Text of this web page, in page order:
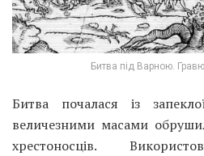
Битва під Варною.
Битва почалася із
величезними масами
хрестоносців.